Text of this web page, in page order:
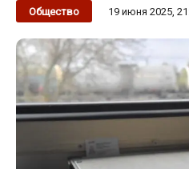
Общество 19 июня 2025,